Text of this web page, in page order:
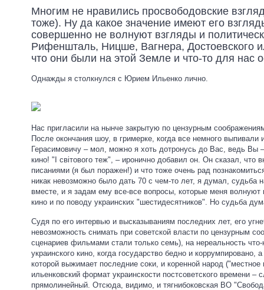
Многим не нравились просвободовские
тоже). Ну да какое значение имеют его
совершенно не волнуют взгляды и
Рифеншталь, Ницше, Вагнера, Достоевского
что они были на этой Земле и что-то для нас
Однажды я столкнулся с Юрием Ильенко лично.
Нас пригласили на нынче закрытую по цензурным
После окончания шоу, в гримерке, когда все немного
Герасимовичу – мол, можно я хоть дотронусь до Вас, ведь Вы –
кино! "І світового теж", – иронично добавил он. Он сказал, что
писаниями (я был поражен!) и что тоже очень рад
никак невозможно было дать 70 с чем-то лет, я думал, судьба
вместе, и я задам ему все-все вопросы, которые меня волнуют
кино и по поводу украинских "шестидесятников". Но судьба
Судя по его интервью и высказываниям последних лет, его
невозможность снимать при советской власти по цензурным
сценариев фильмами стали только семь), на нереальность
украинского кино, когда государство бедно и коррумпировано,
которой выжимает последние соки, и коренной народ
ильенковский формат украинскости постсоветского времени
прямолинейный. Отсюда, видимо, и тягнибоковская ВО